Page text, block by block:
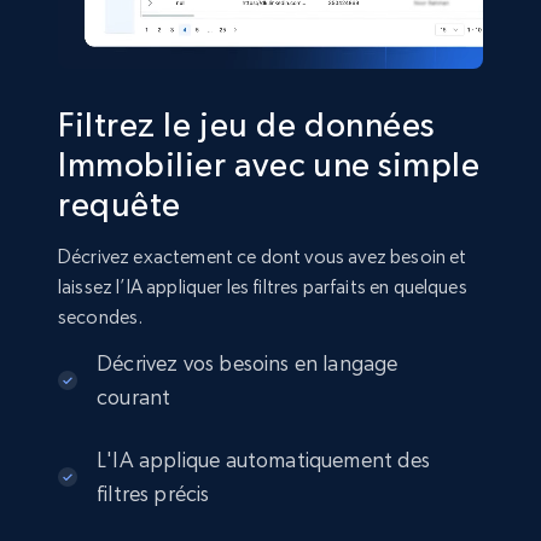
URL, Property type, Property title, Address,
Google map location, Virtual tour, Street view,
Real estate
1.1K+
URL, ID, Title, Price, Currency, Description,
Images, Bedrooms, and more.
Real estate
Filtrez le jeu de données
Immobilier avec une simple
requête
Décrivez exactement ce dont vous avez besoin et
laissez l’IA appliquer les filtres parfaits en quelques
secondes.
Décrivez vos besoins en langage
courant
L'IA applique automatiquement des
filtres précis